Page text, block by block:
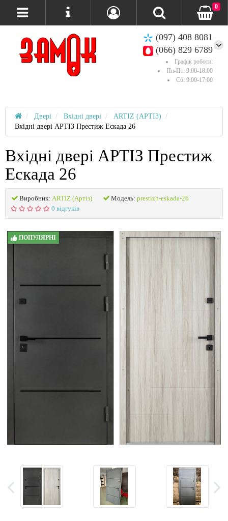
(097) 408 8081
(066) 829 6789
Графік роботи:
Пн-Пт: 9:00-18:00
Сб: 9:00-17:00
0
Двері Вхідні двері
ARTIZ (АРТІЗ)
Вхідні двері АРТІЗ Престиж Ескада 26
Вхідні двері АРТІЗ Престиж
Ескада 26
Виробник: ARTIZ (Артіз) Модель: prestizh-eskada-26
0 відгуків
ПОПУЛЯРНІ